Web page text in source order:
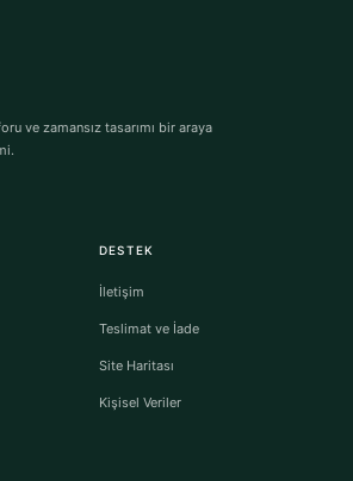
ve zamansız tasarımı bir araya
DESTEK
İletişim
Teslimat ve İade
Site Haritası
Kişisel Veriler